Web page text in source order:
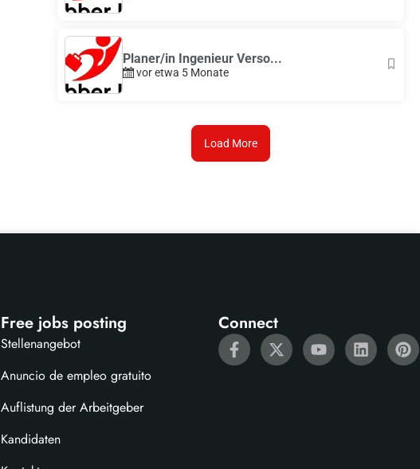
Planer/in Ingenieur Verso...
vor etwa 5 Monate
Load More
Free jobs posting
Stellenangebot
Anuncio de empleo gratuito
Auflistung der Arbeitgeber
Kandidaten
Connect